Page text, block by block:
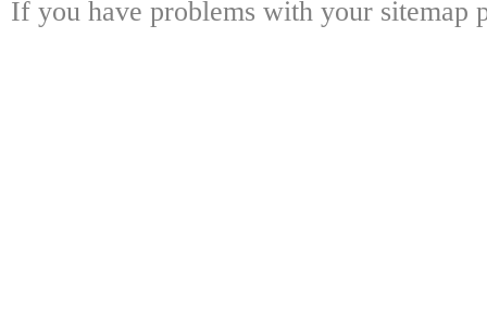
If you have problems with your sitemap